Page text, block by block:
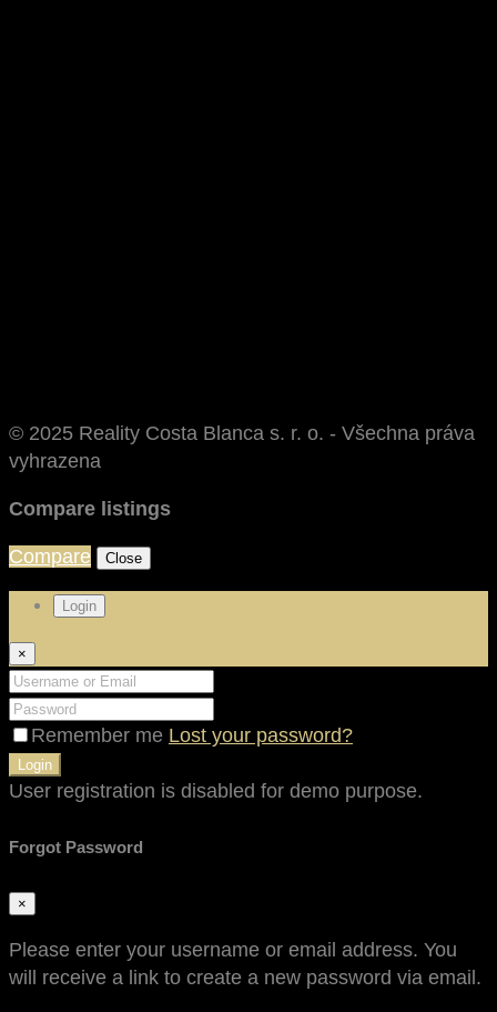
© 2025 Reality Costa Blanca s. r. o. - Všechna práva
vyhrazena
Compare listings
Compare Close
Login
×
Remember me Lost your password?
Login
User registration is disabled for demo purpose.
Forgot Password
×
Please enter your username or email address. You
will receive a link to create a new password via email.